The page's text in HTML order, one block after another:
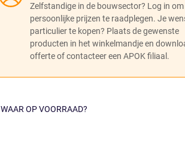
Zelfstandige in de bouwsector? Log in
persoonlijke prijzen te raadplegen. Je
particulier te kopen? Plaats de gewenste
producten in het winkelmandje en
offerte of contacteer een APOK filiaal.
WAAR OP VOORRAAD?